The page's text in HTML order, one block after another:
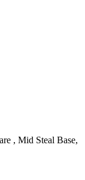
, Mid Steal Base,